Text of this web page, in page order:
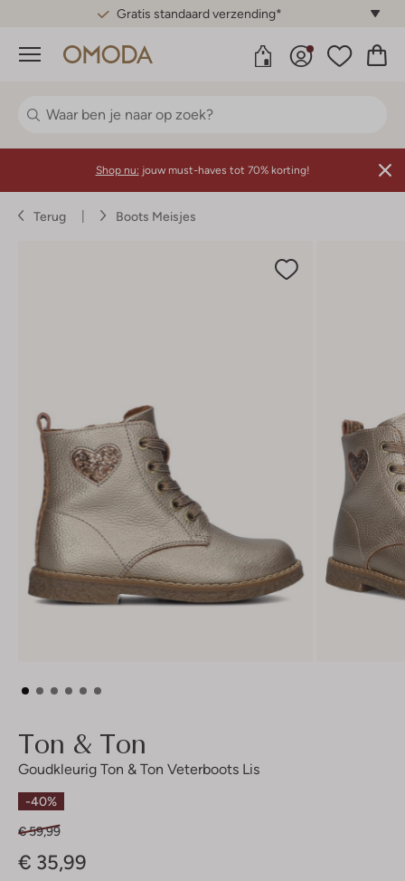
Gratis standaard verzending*
Menu
Shop nu: jouw must-haves tot 70% korting!
Terug Boots Meisjes
Ton & Ton
Goudkleurig Ton & Ton Veterboots Lis
-40%
€ 59,99
€ 35,99